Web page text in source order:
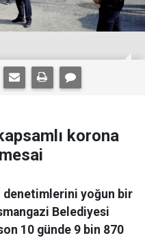
korona
denetimlerini yoğun bir
Belediyesi
10 günde 9 bin 870